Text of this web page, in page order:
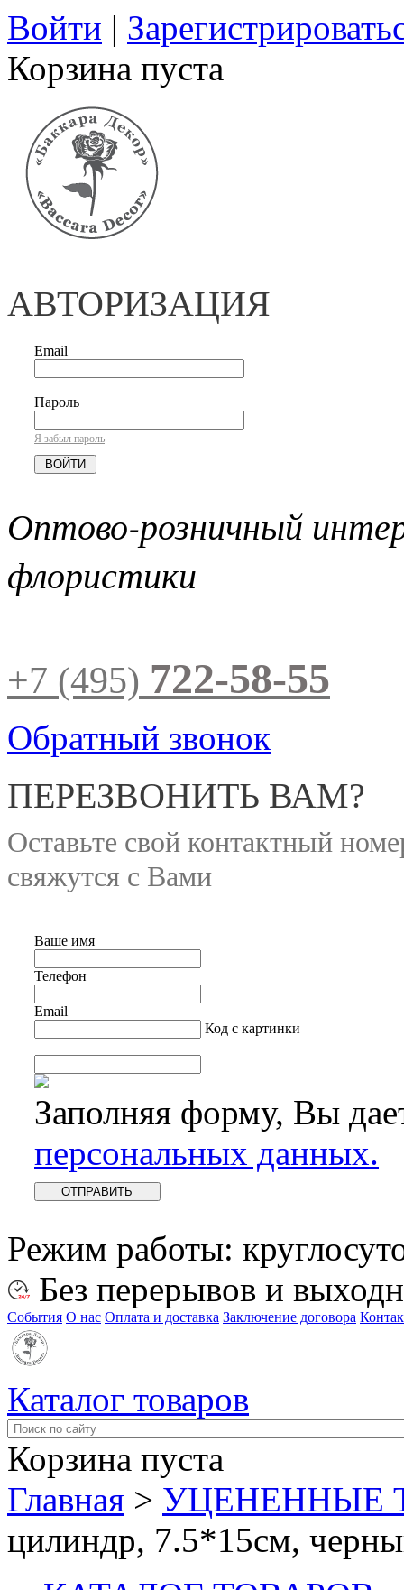
Войти |
Корзина пуста
АВТОРИЗАЦИЯ
Email
Пароль
Я забыл пароль
Оптово-розничный
флористики
+7 (495) 722-58-55
Обратный звонок
ПЕРЕЗВОНИТЬ ВАМ?
Оставьте свой контактный
свяжутся с Вами
Ваше имя
Телефон
Email
Код с картинки
Заполняя форму, Вы
персональных данных.
Режим работы:
Без перерывов и
События О нас Оплата и доставка Заключение договора
Каталог товаров
Корзина пуста
Главная > УЦЕНЕННЫЕ
цилиндр, 7.5*15см,